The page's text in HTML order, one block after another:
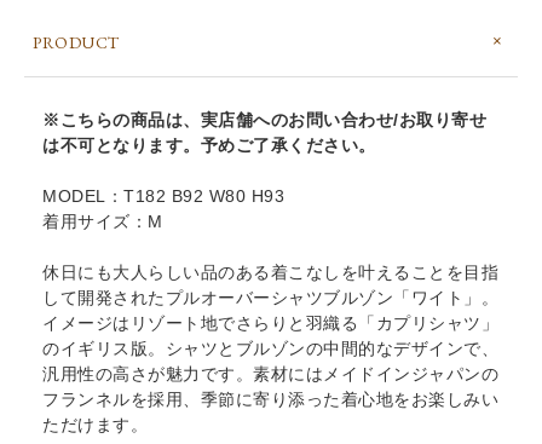
PRODUCT
※こちらの商品は、実店舗へのお問い合わせ/お取り寄せ
は不可となります。予めご了承ください。
MODEL：T182 B92 W80 H93
着用サイズ：M
休日にも大人らしい品のある着こなしを叶えることを目指
して開発されたプルオーバーシャツブルゾン「ワイト」。
イメージはリゾート地でさらりと羽織る「カプリシャツ」
のイギリス版。シャツとブルゾンの中間的なデザインで、
汎用性の高さが魅力です。素材にはメイドインジャパンの
フランネルを採用、季節に寄り添った着心地をお楽しみい
ただけます。